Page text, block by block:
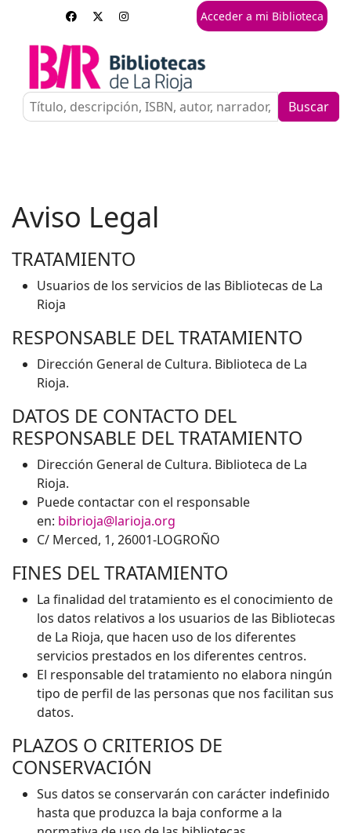
Acceder a mi Biblioteca
Buscar
Aviso Legal
TRATAMIENTO
Usuarios de los servicios de las Bibliotecas de La
Rioja
RESPONSABLE DEL TRATAMIENTO
Dirección General de Cultura. Biblioteca de La
Rioja.
DATOS DE CONTACTO DEL
RESPONSABLE DEL TRATAMIENTO
Dirección General de Cultura. Biblioteca de La
Rioja.
Puede contactar con el responsable
en: bibrioja@larioja.org
C/ Merced, 1, 26001-LOGROÑO
FINES DEL TRATAMIENTO
La finalidad del tratamiento es el conocimiento de
los datos relativos a los usuarios de las Bibliotecas
de La Rioja, que hacen uso de los diferentes
servicios prestados en los diferentes centros.
El responsable del tratamiento no elabora ningún
tipo de perfil de las personas que nos facilitan sus
datos.
PLAZOS O CRITERIOS DE
CONSERVACIÓN
Sus datos se conservarán con carácter indefinido
hasta que produzca la baja conforme a la